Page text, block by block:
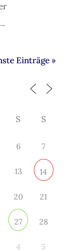
Einträge »
S S
6 7
13 14
20 21
27 28
4 5